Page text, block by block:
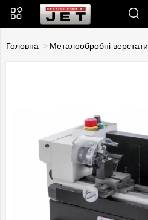
Головна Металообробні верстати